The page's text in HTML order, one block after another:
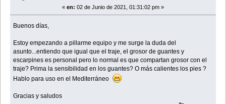
« en: 02 de Junio de 2021, 01:31:02 pm »
Buenos días,
Estoy empezando a pillarme equipo y me surge la duda del
asunto...entiendo que igual que el traje, el grosor de guantes y
escarpines es personal pero lo normal es que compartan grosor con el
traje? Prima la sensibilidad en los guantes? O más calientes los pies ?
Hablo para uso en el Mediterráneo
Gracias y saludos